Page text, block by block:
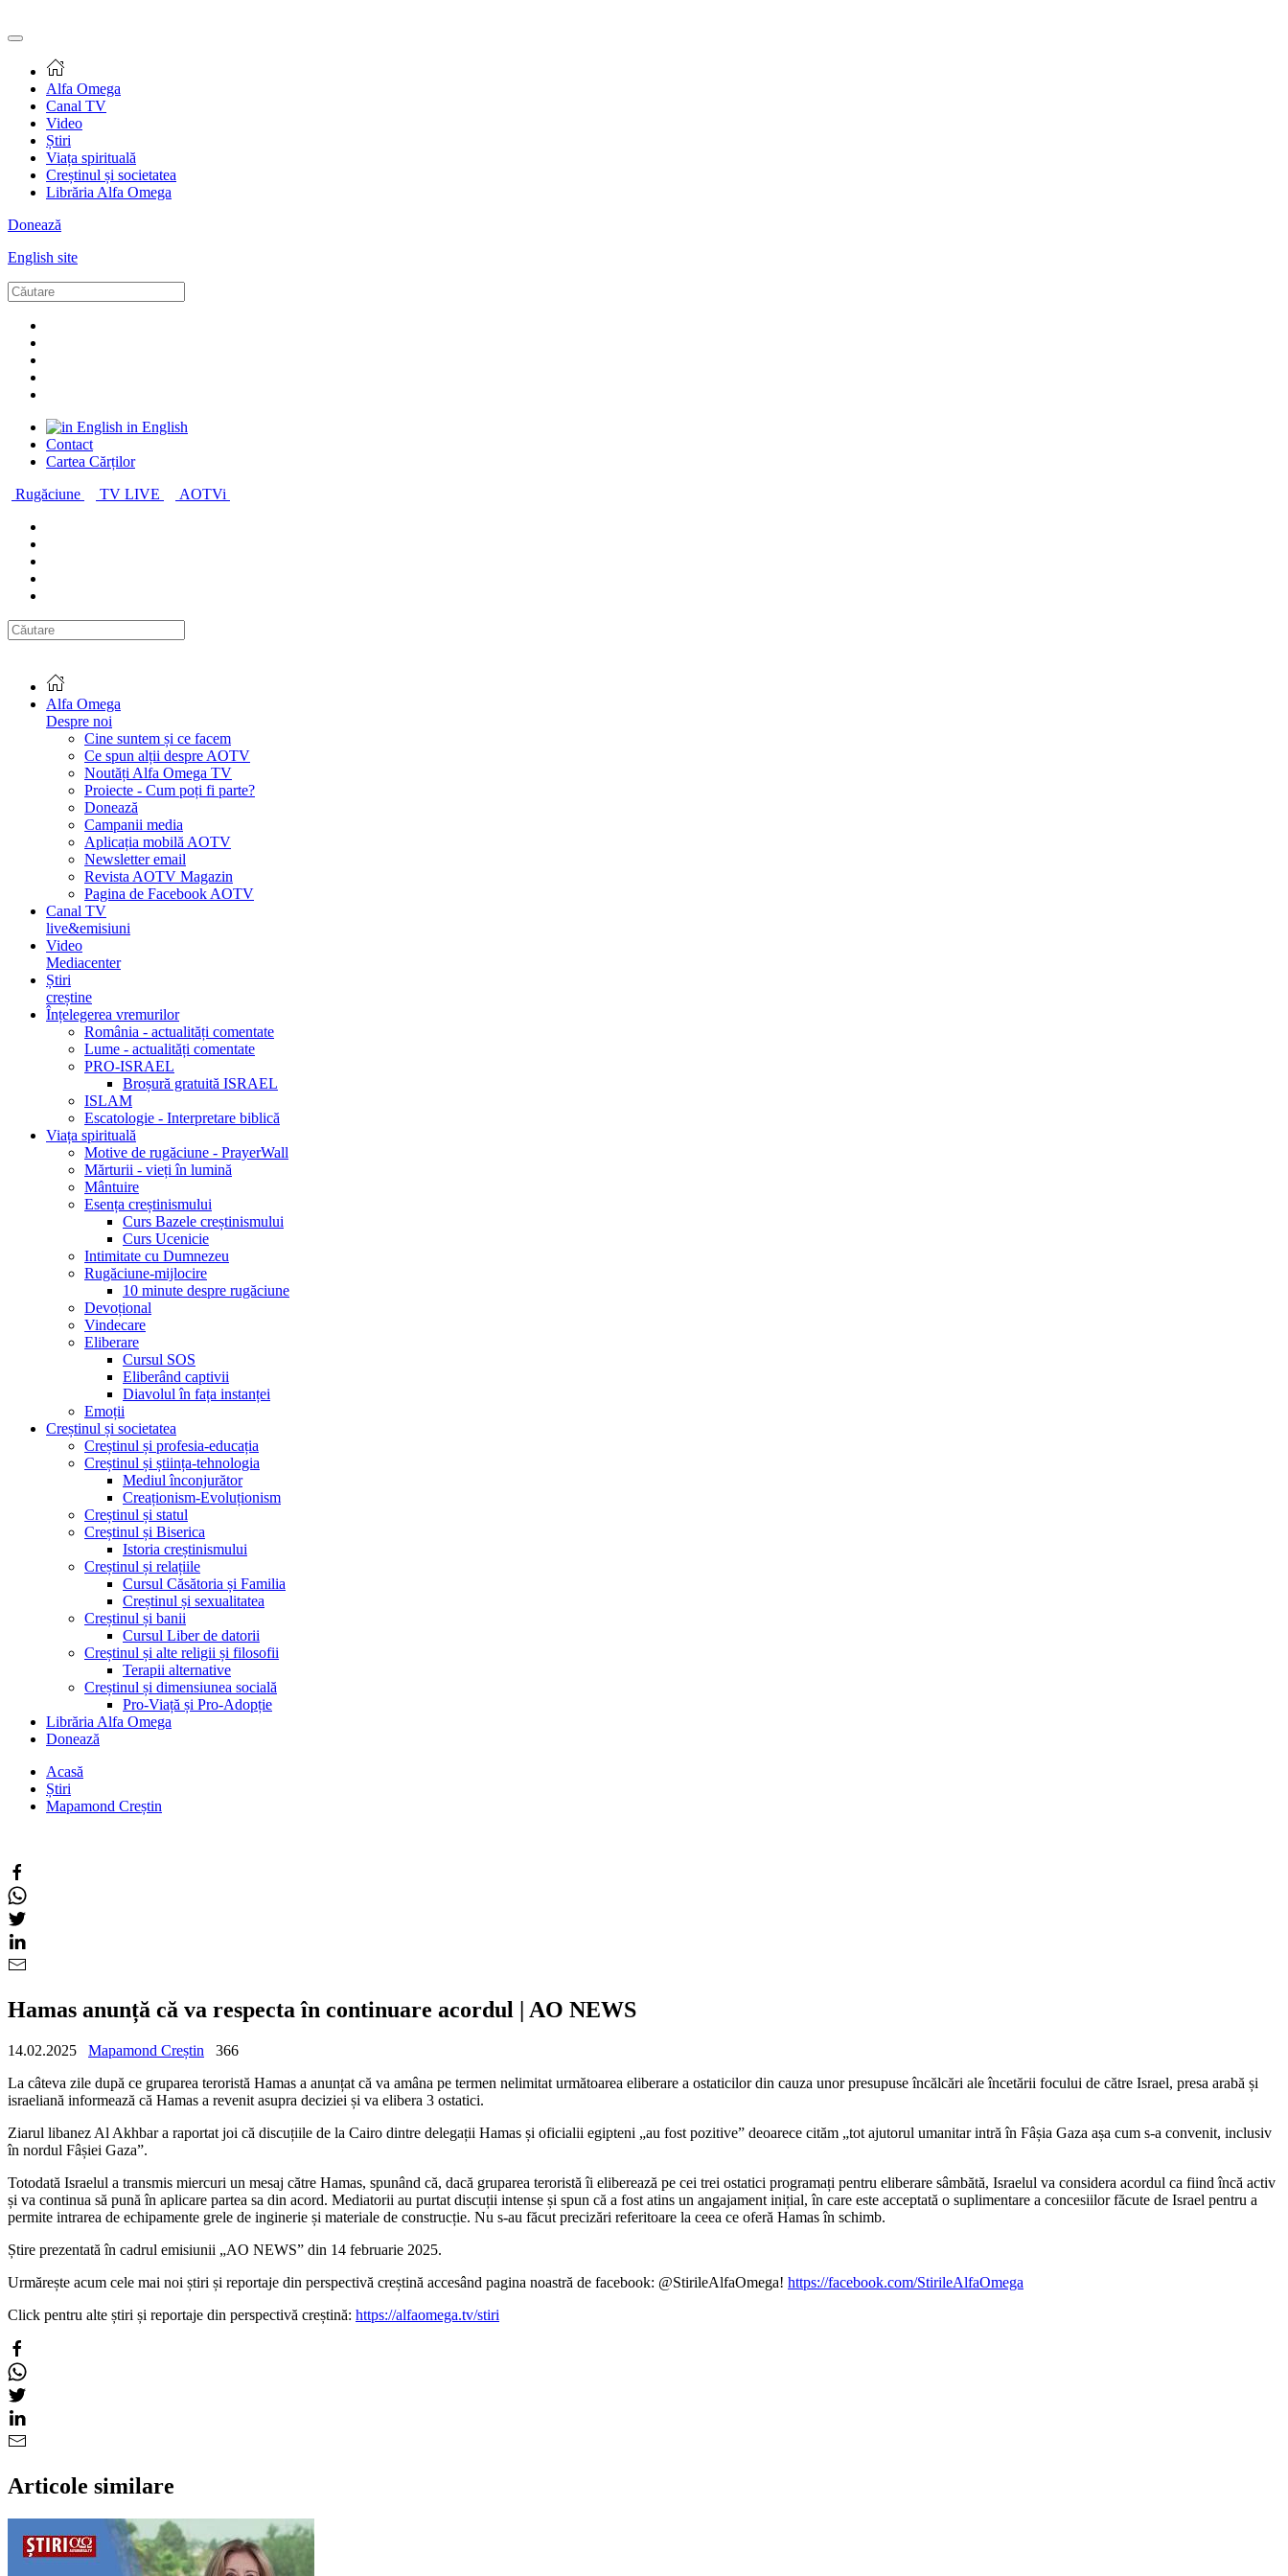
Alfa Omega
Canal TV
Video
Știri
Viața spirituală
Creștinul și societatea
Librăria Alfa Omega
Donează
English site
in English
Contact
Cartea Cărților
Rugăciune
TV LIVE AOTVi
Alfa Omega
Despre noi
Cine suntem și ce facem
Ce spun alții despre AOTV
Noutăți Alfa Omega TV
Proiecte - Cum poți fi parte?
Donează
Campanii media
Aplicația mobilă AOTV
Newsletter email
Revista AOTV Magazin
Pagina de Facebook AOTV
Canal TV
live&emisiuni
Video
Mediacenter
Știri
creștine
Înțelegerea vremurilor
România - actualități comentate
Lume - actualități comentate
PRO-ISRAEL
Broșură gratuită ISRAEL
ISLAM
Escatologie - Interpretare biblică
Viața spirituală
Motive de rugăciune - PrayerWall
Mărturii - vieți în lumină
Mântuire
Esența creștinismului
Curs Bazele creștinismului
Curs Ucenicie
Intimitate cu Dumnezeu
Rugăciune-mijlocire
10 minute despre rugăciune
Devoțional
Vindecare
Eliberare
Cursul SOS
Eliberând captivii
Diavolul în fața instanței
Emoții
Creștinul și societatea
Creștinul și profesia-educația
Creștinul și știința-tehnologia
Mediul înconjurător
Creaționism-Evoluționism
Creștinul și statul
Creștinul și Biserica
Istoria creștinismului
Creștinul și relațiile
Cursul Căsătoria și Familia
Creștinul și sexualitatea
Creștinul și banii
Cursul Liber de datorii
Creștinul și alte religii și filosofii
Terapii alternative
Creștinul și dimensiunea socială
Pro-Viață și Pro-Adopție
Librăria Alfa Omega
Donează
Acasă
Știri
Mapamond Creștin
Hamas anunță că va respecta în continuare acordul | AO NEWS
14.02.2025 Mapamond Creștin
366
La câteva zile după ce gruparea teroristă Hamas a anunțat că va amâna pe termen nelimitat următoarea eliberare a ostaticilor din cauza unor presupuse încălcări ale încetării focului de către Israel, presa arabă și
israeliană informează că Hamas a revenit asupra deciziei și va elibera 3 ostatici.
Ziarul libanez Al Akhbar a raportat joi că discuțiile de la Cairo dintre delegații Hamas și oficialii egipteni „au fost pozitive” deoarece cităm „tot ajutorul umanitar intră în Fâșia Gaza așa cum s-a convenit, inclusiv
în nordul Fâșiei Gaza”.
Totodată Israelul a transmis miercuri un mesaj către Hamas, spunând că, dacă gruparea teroristă îi eliberează pe cei trei ostatici programați pentru eliberare sâmbătă, Israelul va considera acordul ca fiind încă activ
și va continua să pună în aplicare partea sa din acord. Mediatorii au purtat discuții intense și spun că a fost atins un angajament inițial, în care este acceptată o suplimentare a concesiilor făcute de Israel pentru a
permite intrarea de echipamente grele de inginerie și materiale de construcție. Nu s-au făcut precizări referitoare la ceea ce oferă Hamas în schimb.
Știre prezentată în cadrul emisiunii „AO NEWS” din 14 februarie 2025.
Urmărește acum cele mai noi știri și reportaje din perspectivă creștină accesând pagina noastră de facebook: @StirileAlfaOmega! https://facebook.com/StirileAlfaOmega
Click pentru alte știri și reportaje din perspectivă creștină: https://alfaomega.tv/stiri
Articole similare